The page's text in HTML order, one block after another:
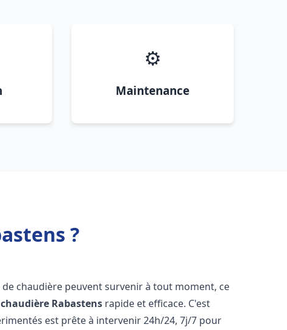
⚙️
Maintenance
?
de chaudière peuvent survenir à tout moment, ce
Rabastens rapide et efficace. C'est
est prête à intervenir 24h/24, 7j/7 pour